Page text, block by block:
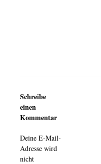
Schreibe
einen
Kommentar
Deine E-Mail-
Adresse wird
nicht